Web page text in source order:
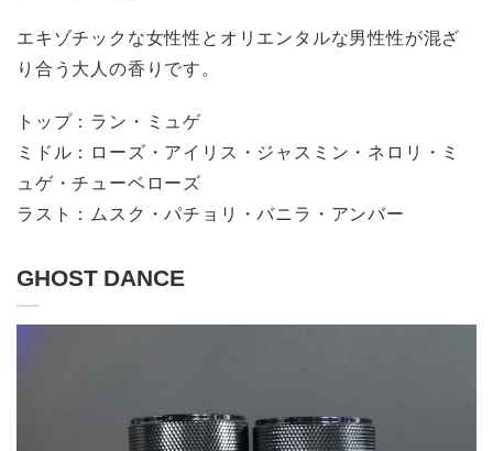
エキゾチックな女性性とオリエンタルな男性性が混ざ
り合う大人の香りです。
トップ：ラン・ミュゲ
ミドル：ローズ・アイリス・ジャスミン・ネロリ・ミ
ュゲ・チューベローズ
ラスト：ムスク・パチョリ・バニラ・アンバー
GHOST DANCE